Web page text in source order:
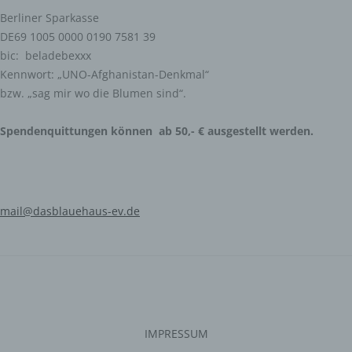
Berliner Sparkasse
DE69 1005 0000 0190 7581 39
bic: beladebexxx
Kennwort: „UNO-Afghanistan-Denkmal“
bzw. „sag mir wo die Blumen sind“.
Spendenquittungen können ab 50,- € ausgestellt werden.
mail@dasblauehaus-ev.de
IMPRESSUM
natürlichen Person sind, identifiziert werden kann.
b) betroffene Person
Betroffene Person ist jede identifizierte oder
identifizierbare natürliche Person, deren
Verantwortlichen verarbeitet werden.
Verarbeitung ist jeder mit oder ohne Hilfe automatisierter
Verfahren ausgeführte Vorgang oder jede solche